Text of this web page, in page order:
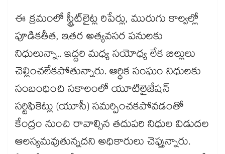
ఈ క్రమంలో స్ట్రీట్​లైట్ల రిపేర్లు, మురుగు కాల్వల్లో
పూడికతీత, ఇతర అత్యవసర పనులకు
నిధులున్నా.. ఇద్దరి మధ్య సయోధ్య లేక బిల్లులు
చెల్లించలేకపోతున్నారు. ఆర్థిక సంఘం నిధులకు
సంబంధించి సకాలంలో యూటిలైజేషన్
సర్టిఫికెట్లు (యూసీ) సమర్పించకపోవడంతో
కేంద్రం నుంచి రావాల్సిన తదుపరి నిధుల విడుదల
ఆలస్యమవుతున్నదని అధికారులు చెప్తున్నారు.